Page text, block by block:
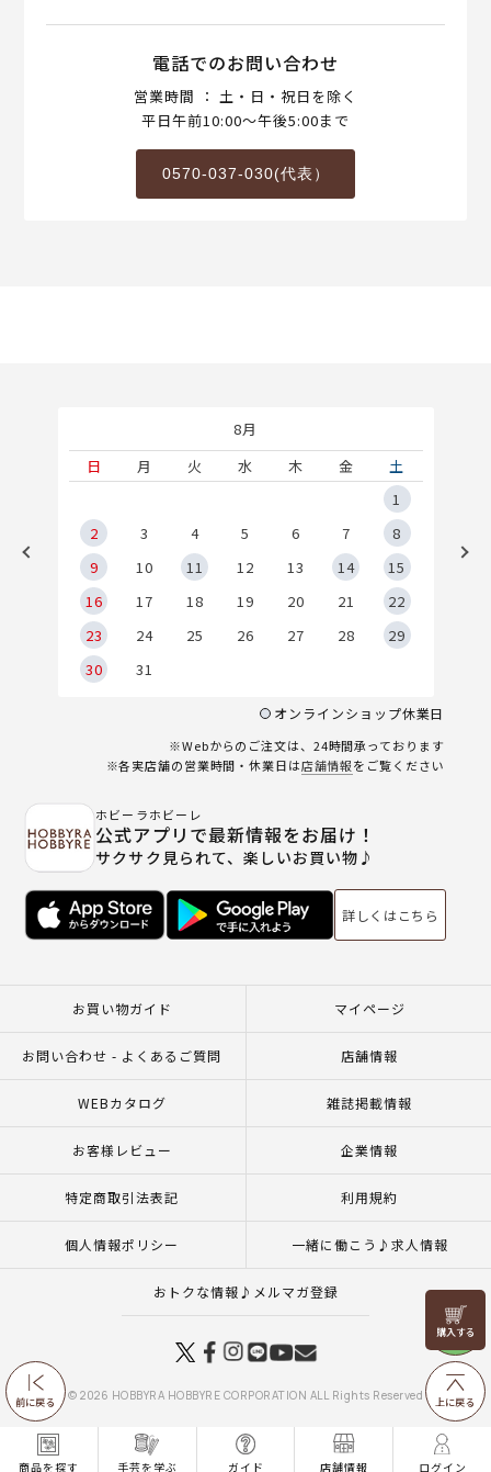
商品を探す 手芸を学ぶ ガイド 店舗情報 ログイン
前に戻る
リリヤン
フェア
上に戻る
電話でのお問い合わせ
営業時間 ： 土・日・祝日を除く
平日午前10:00～午後5:00まで
0570-037-030(代表）
8月
日
月 火 水 木 金
土
1
2
3 4 5 6 7
8
9
10 11 12 13 14
15
16
17 18 19 20 21
22
23
24 25 26 27 28
29
30
31
オンラインショップ休業日
※Webからのご注文は、24時間承っております
※各実店舗の営業時間・休業日は店舗情報をご覧ください
ホビーラホビーレ
公式アプリで最新情報をお届け！
サクサク見られて、楽しいお買い物♪
詳しくはこちら
お買い物ガイド マイページ
お問い合わせ - よくあるご質問 店舗情報
WEBカタログ 雑誌掲載情報
お客様レビュー 企業情報
特定商取引法表記 利用規約
個人情報ポリシー 一緒に働こう♪求人情報
おトクな情報♪メルマガ登録
© 2026 HOBBYRA HOBBYRE CORPORATION ALL Rights Reserved